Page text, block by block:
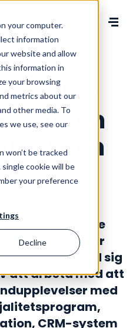
your computer.
information
website and allow
information in
your browsing
metrics about our
other media. To
we use, see our
won’t be tracked
cookie will be
your preference
Decline
Change language
inom
och
ny Commerce
Customer
Anna tar med sig
att arbeta med att
med
CRM-system